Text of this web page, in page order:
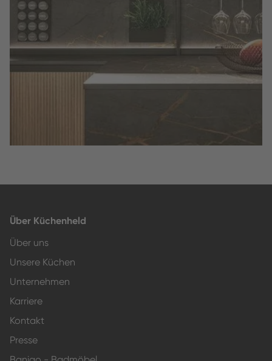
Über Küchenheld
Über uns
Unsere Küchen
Unternehmen
Karriere
Kontakt
Presse